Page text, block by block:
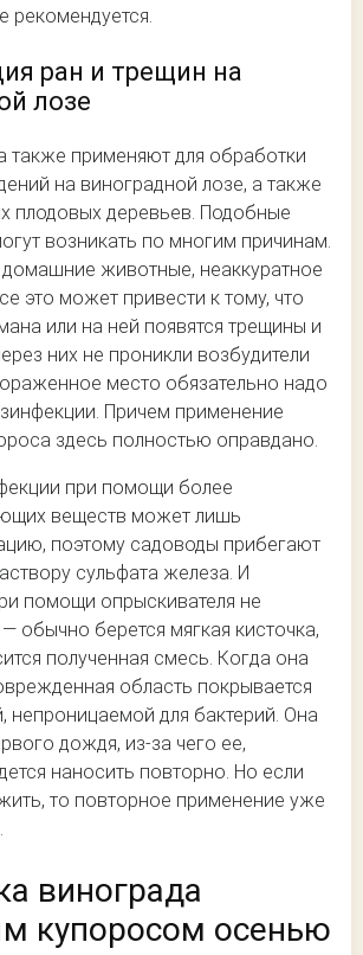
рекомендуется.
ран и трещин на
лозе
также применяют для обработки
на виноградной лозе, а также
плодовых деревьев. Подобные
возникать по многим причинам.
домашние животные, неаккуратное
это может привести к тому, что
или на ней появятся трещины и
них не проникли возбудители
место обязательно надо
Причем применение
здесь полностью оправдано.
при помощи более
веществ может лишь
поэтому садоводы прибегают
сульфата железа. И
помощи опрыскивателя не
обычно берется мягкая кисточка,
полученная смесь. Когда она
область покрывается
непроницаемой для бактерий. Она
дождя, из-за чего ее,
наносить повторно. Но если
то повторное применение уже
винограда
купоросом осенью